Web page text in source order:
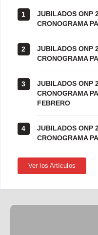
1
JUBILADOS ONP
CRONOGRAMA
2
JUBILADOS ONP
CRONOGRAMA
3
JUBILADOS ONP
CRONOGRAMA
FEBRERO
4
JUBILADOS ONP
CRONOGRAMA
Ver los Artículos